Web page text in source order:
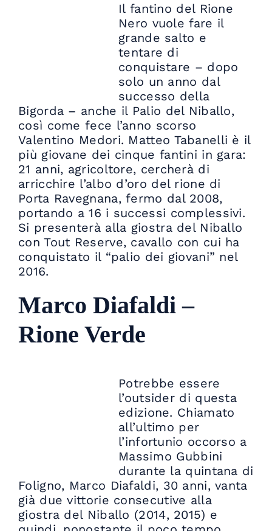
Il fantino del Rione
Nero vuole fare il
grande salto e
tentare di
conquistare – dopo
solo un anno dal
successo della
Bigorda – anche il Palio del Niballo,
così come fece l’anno scorso
Valentino Medori. Matteo Tabanelli è il
più giovane dei cinque fantini in gara:
21 anni, agricoltore, cercherà di
arricchire l’albo d’oro del rione di
Porta Ravegnana, fermo dal 2008,
portando a 16 i successi complessivi.
Si presenterà alla giostra del Niballo
con Tout Reserve, cavallo con cui ha
conquistato il “palio dei giovani” nel
2016.
Marco Diafaldi –
Rione Verde
Potrebbe essere
l’outsider di questa
edizione. Chiamato
all’ultimo per
l’infortunio occorso a
Massimo Gubbini
durante la quintana di
Foligno, Marco Diafaldi, 30 anni, vanta
già due vittorie consecutive alla
giostra del Niballo (2014, 2015) e